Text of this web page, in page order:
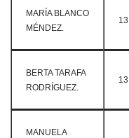
MARÍA BLANCO
MÉNDEZ.
13
BERTA TARAFA
RODRÍGUEZ.
13
MANUELA